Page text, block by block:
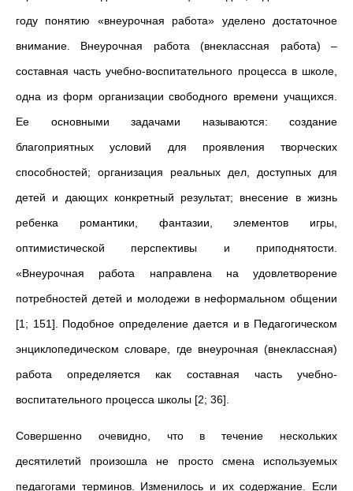
году понятию «внеурочная работа» уделено достаточное
внимание. Внеурочная работа (внеклассная работа) –
составная часть учебно-воспитательного процесса в школе,
одна из форм организации свободного времени учащихся.
Ее основными задачами называются: создание
благоприятных условий для проявления творческих
способностей; организация реальных дел, доступных для
детей и дающих конкретный результат; внесение в жизнь
ребенка романтики, фантазии, элементов игры,
оптимистической перспективы и приподнятости.
«Внеурочная работа направлена на удовлетворение
потребностей детей и молодежи в неформальном общении
[1; 151]. Подобное определение дается и в Педагогическом
энциклопедическом словаре, где внеурочная (внеклассная)
работа определяется как составная часть учебно-
воспитательного процесса школы [2; 36].
Совершенно очевидно, что в течение нескольких
десятилетий произошла не просто смена используемых
педагогами терминов. Изменилось и их содержание. Если